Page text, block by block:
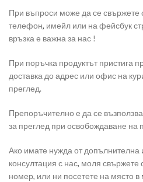
При въпроси може да се свържете
телефон, имейл или на фейсбук
връзка е важна за нас !
При поръчка продуктът пристига
доставка до адрес или офис на
преглед.
Препоръчително е да се
за преглед при освобождаване на
Ако имате нужда от
консултация с нас, моля свържете
номер, или ни посетете на място в